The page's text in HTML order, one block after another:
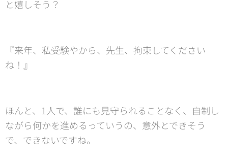
と嬉しそう？
『来年、私受験やから、先生、拘束してください
ね！』
ほんと、1人で、誰にも見守られることなく、自制し
ながら何かを進めるっていうの、意外とできそう
で、できないですね。